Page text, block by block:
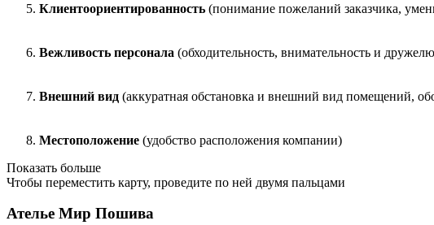
Клиентоориентированность (понимание пожеланий заказчика,
Вежливость персонала (обходительность, внимательность и
Внешний вид (аккуратная обстановка и внешний вид помещений,
Местоположение (удобство расположения компании)
Показать больше
Чтобы переместить карту, проведите по ней двумя пальцами
Ателье Мир Пошива